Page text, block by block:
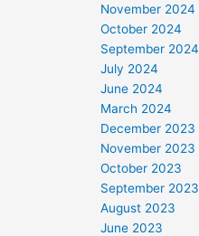
November 2024
October 2024
September 2024
July 2024
June 2024
March 2024
December 2023
November 2023
October 2023
September 2023
August 2023
June 2023